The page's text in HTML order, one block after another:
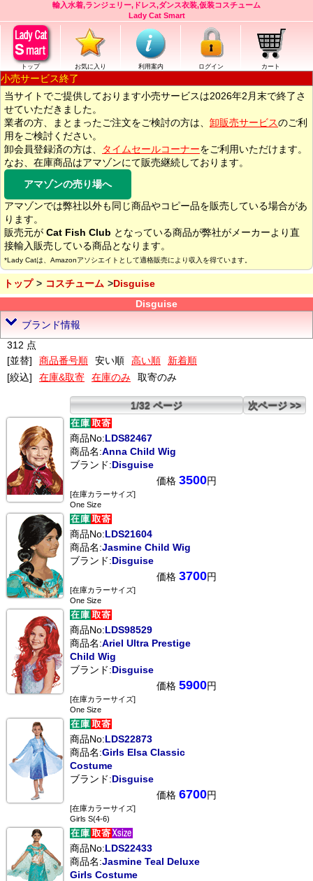
輸入水着,ランジェリー,ドレス,ダンス衣装,仮装コスチューム
Lady Cat Smart
トップ お気に入り 利用案内 ログイン カート
小売サービス終了
当サイトでご提供しております小売サービスは2026年2月末で終了さ
せていただきました。
業者の方、まとまったご注文をご検討の方は、 卸販売サービスのご利
用をご検討ください。
卸会員登録済の方は、
タイムセールコーナーをご利用いただけます。
なお、在庫商品はアマゾンにて販売継続しております。
アマゾンの売り場へ
アマゾンでは弊社以外も同じ商品やコピー品を販売している場合があ
ります。
販売元が Cat Fish Club となっている商品が弊社がメーカーより直
接輸入販売している商品となります。
*Lady Catは、Amazonアソシエイトとして適格販売により収入を得ています。
トップ コスチューム
Disguise
Disguise
ブランド情報
312 点
[並替]
商品番号順 安い順 高い順
新着順
[絞込]
在庫&取寄 在庫のみ 取寄のみ
1/32 ページ 次ページ >>
商品No:LDS82467
商品名:Anna Child Wig
ブランド:Disguise
価格 3500円
[在庫カラーサイズ]
One Size
商品No:LDS21604
商品名:Jasmine Child Wig
ブランド:Disguise
価格 3700円
[在庫カラーサイズ]
One Size
商品No:LDS98529
商品名:Ariel Ultra Prestige
Child Wig
ブランド:Disguise
価格 5900円
[在庫カラーサイズ]
One Size
商品No:LDS22873
商品名:Girls Elsa Classic
Costume
ブランド:Disguise
価格 6700円
[在庫カラーサイズ]
Girls S(4-6)
商品No:LDS22433
商品名:Jasmine Teal Deluxe
Girls Costume